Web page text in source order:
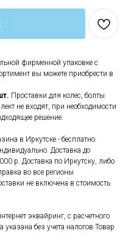
фирменной упаковке с
вы можете приобрести в
Проставки для колес, болты
не входят, при необходимости
решение.
в Иркутске - бесплатно.
Доставка до
р. Доставка по Иркутску, либо
во все регионы
не включена в стоимость
эквайринг, с расчетного
без учета налогов.Товар